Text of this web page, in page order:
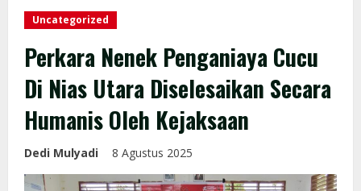
Uncategorized
Perkara Nenek Penganiaya Cucu
Di Nias Utara Diselesaikan Secara
Humanis Oleh Kejaksaan
Dedi Mulyadi 8 Agustus 2025